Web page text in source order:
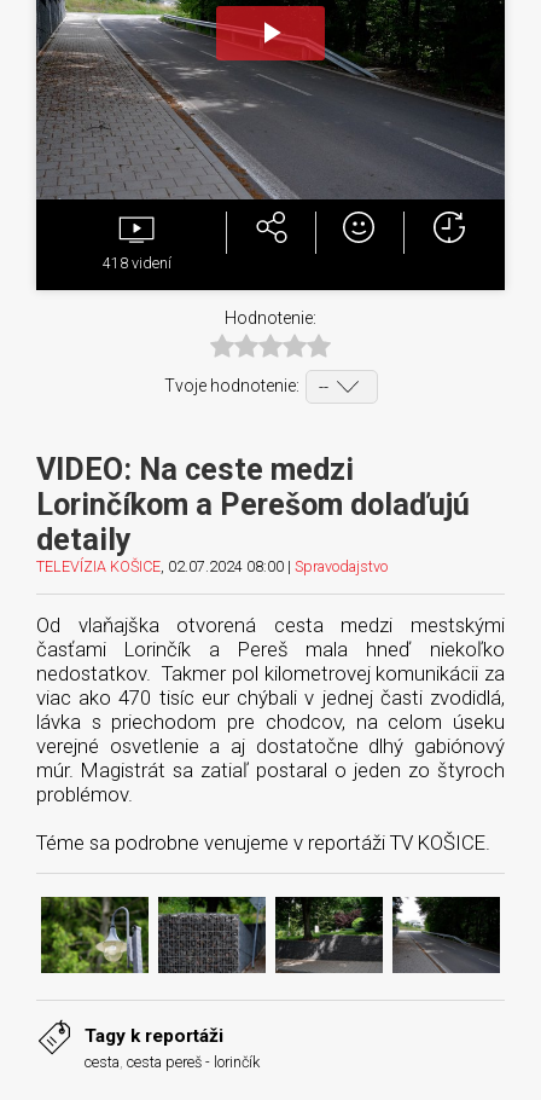
Play
Video
418videní
Hodnotenie:
Tvoje hodnotenie:
VIDEO: Na ceste medzi
Lorinčíkom a Perešom dolaďujú
detaily
TELEVÍZIA KOŠICE , 02.07.2024 08:00 | Spravodajstvo
Od vlaňajška otvorená cesta medzi mestskými
časťami Lorinčík a Pereš mala hneď niekoľko
nedostatkov. Takmer pol kilometrovej komunikácii za
viac ako 470 tisíc eur chýbali v jednej časti zvodidlá,
lávka s priechodom pre chodcov, na celom úseku
verejné osvetlenie a aj dostatočne dlhý gabiónový
múr. Magistrát sa zatiaľ postaral o jeden zo štyroch
problémov.
Téme sa podrobne venujeme v reportáži TV KOŠICE.
Tagy k reportáži
cesta cesta pereš - lorinčík